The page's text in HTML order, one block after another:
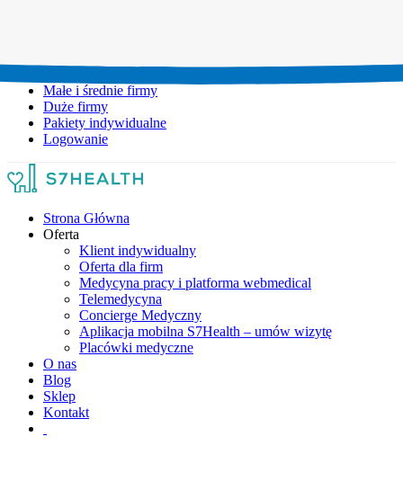
Małe i średnie firmy
Duże firmy
Pakiety indywidualne
Logowanie
Strona Główna
Oferta
Klient indywidualny
Oferta dla firm
Medycyna pracy i platforma webmedical
Telemedycyna
Concierge Medyczny
Aplikacja mobilna S7Health – umów wizytę
Placówki medyczne
O nas
Blog
Sklep
Kontakt